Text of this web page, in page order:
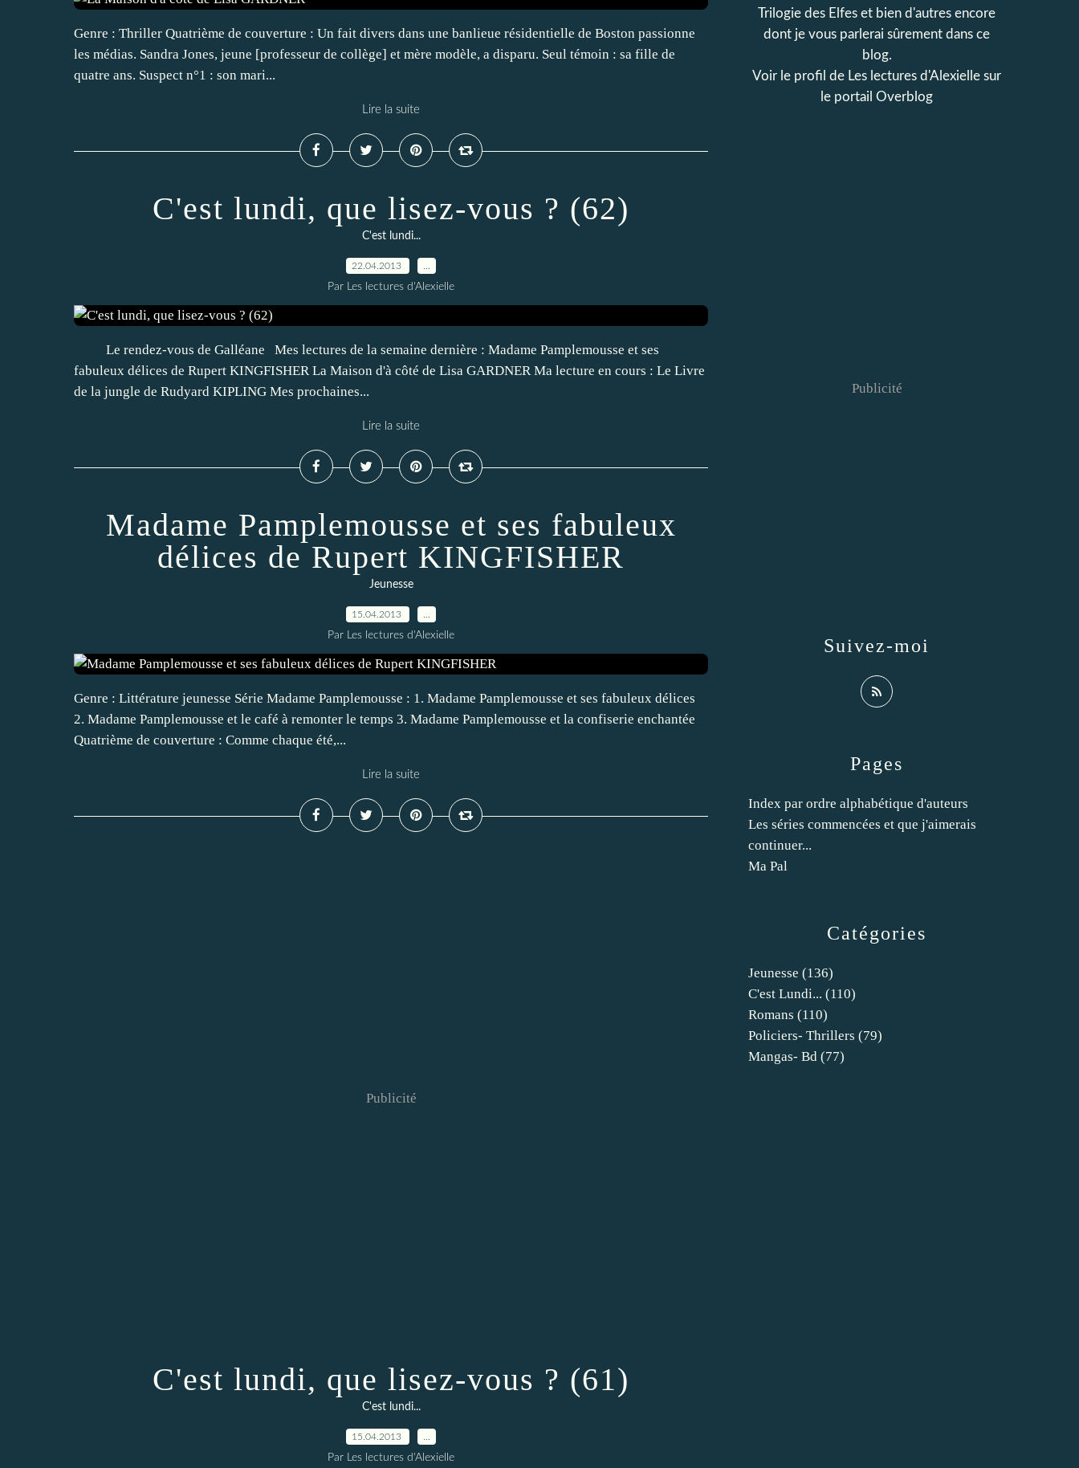
Genre : Thriller Quatrième de couverture : Un fait divers dans une banlieue résidentielle de Boston passionne
les médias. Sandra Jones, jeune [professeur de collège] et mère modèle, a disparu. Seul témoin : sa fille de
quatre ans. Suspect n°1 : son mari...
Lire la suite
C'est lundi, que lisez-vous ? (62)
C'est lundi...
22.04.2013
Par Les lectures d'Alexielle
Le rendez-vous de Galléane Mes lectures de la semaine dernière : Madame Pamplemousse et ses
fabuleux délices de Rupert KINGFISHER La Maison d'à côté de Lisa GARDNER Ma lecture en cours : Le Livre
de la jungle de Rudyard KIPLING Mes prochaines...
Lire la suite
Madame Pamplemousse et ses fabuleux
délices de Rupert KINGFISHER
Jeunesse
15.04.2013
Par Les lectures d'Alexielle
Genre : Littérature jeunesse Série Madame Pamplemousse : 1. Madame Pamplemousse et ses fabuleux délices
2. Madame Pamplemousse et le café à remonter le temps 3. Madame Pamplemousse et la confiserie enchantée
Quatrième de couverture : Comme chaque été,...
Lire la suite
Publicité
C'est lundi, que lisez-vous ? (61)
C'est lundi...
15.04.2013
Par Les lectures d'Alexielle
Catégories
Jeunesse (136)
C'est Lundi... (110)
Romans (110)
Policiers- Thrillers (79)
Mangas- Bd (77)
Pages
Index par ordre alphabétique d'auteurs
Les séries commencées et que j'aimerais
continuer...
Ma Pal
Trilogie des Elfes et bien d'autres encore
dont je vous parlerai sûrement dans ce
blog.
Voir le profil de Les lectures d'Alexielle sur
le portail Overblog
Suivez-moi
Publicité